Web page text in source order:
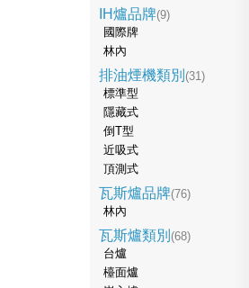
IH爐品牌(9)
國際牌
林內
排油煙機類別 (31)
標準型
隱藏式
倒T型
近吸式
頂測式
瓦斯爐品牌(76)
林內
瓦斯爐類別 (68)
台爐
檯面爐